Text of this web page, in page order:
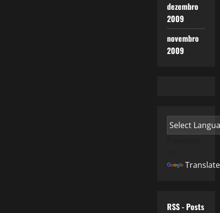
dezembro
2009
novembro
2009
Translate
RSS - Posts